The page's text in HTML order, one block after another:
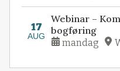
17
AUG
Webinar –
bogføring
mandag